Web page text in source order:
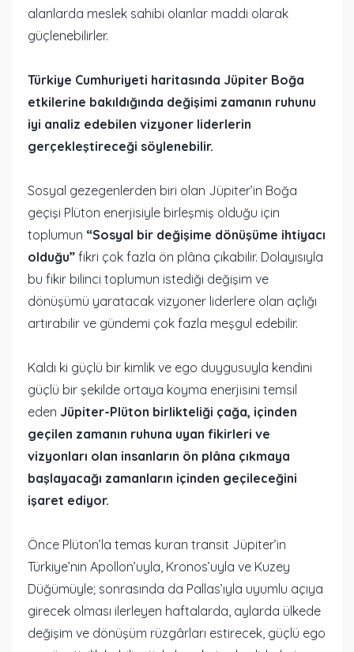
alanlarda meslek sahibi olanlar maddi olarak
güçlenebilirler.
Türkiye Cumhuriyeti haritasında Jüpiter Boğa
etkilerine bakıldığında değişimi zamanın ruhunu
iyi analiz edebilen vizyoner liderlerin
gerçekleştireceği söylenebilir.
Sosyal gezegenlerden biri olan Jüpiter’in Boğa
geçişi Plüton enerjisiyle birleşmiş olduğu için
toplumun “Sosyal bir değişime dönüşüme ihtiyacı
olduğu” fikri çok fazla ön plâna çıkabilir. Dolayısıyla
bu fikir bilinci toplumun istediği değişim ve
dönüşümü yaratacak vizyoner liderlere olan açlığı
artırabilir ve gündemi çok fazla meşgul edebilir.
Kaldı ki güçlü bir kimlik ve ego duygusuyla kendini
güçlü bir şekilde ortaya koyma enerjisini temsil
eden Jüpiter-Plüton birlikteliği çağa, içinden
geçilen zamanın ruhuna uyan fikirleri ve
vizyonları olan insanların ön plâna çıkmaya
başlayacağı zamanların içinden geçileceğini
işaret ediyor.
Önce Plüton’la temas kuran transit Jüpiter’in
Türkiye’nin Apollon’uyla, Kronos’uyla ve Kuzey
Düğümüyle; sonrasında da Pallas’ıyla uyumlu açıya
girecek olması ilerleyen haftalarda, aylarda ülkede
değişim ve dönüşüm rüzgârları estirecek, güçlü ego